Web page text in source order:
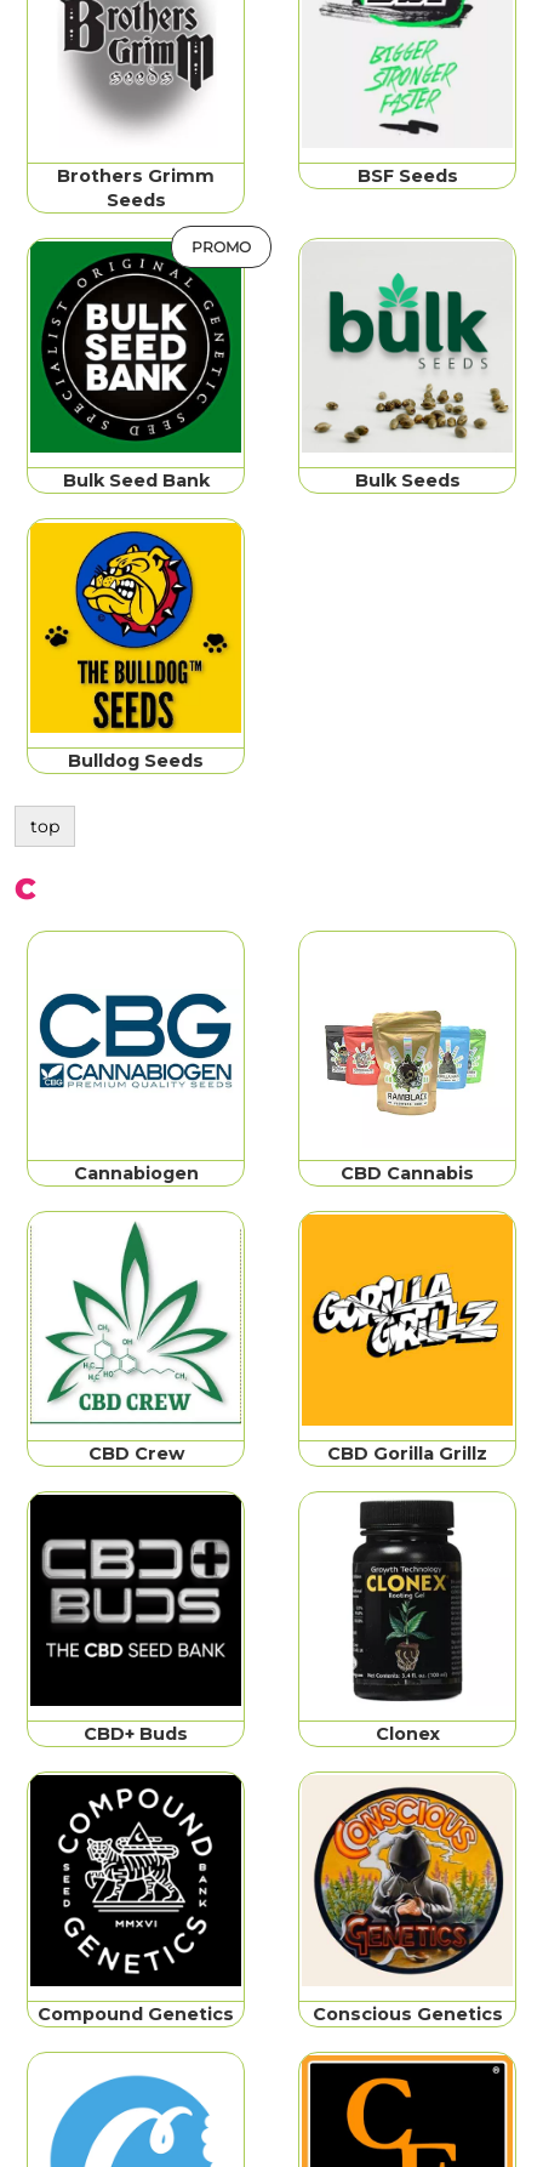
Brothers Grimm
Seeds
BSF Seeds
PROMO
Bulk Seed Bank Bulk Seeds
Bulldog Seeds
top
C
Cannabiogen CBD Cannabis
CBD Crew CBD Gorilla Grillz
CBD+ Buds Clonex
Compound Genetics Conscious Genetics